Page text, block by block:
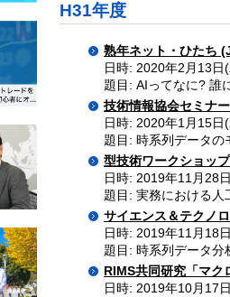
H31年度
熟年ネット・ひたち
日時: 2020年2月13
題目: AIってなに? 誰
技術情報協会セミナー
日時: 2020年1月15
題目: 時系列データ
型技術ワークショッ
日時: 2019年11月28
題目: 実務における人
サイエンス＆テクノ
日時: 2019年11月18
題目: 時系列データ
RIMS共同研究「マク
日時: 2019年10月17